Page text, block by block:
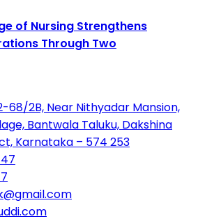
of Nursing Strengthens
Through Two
68/2B, Near Nithyadar Mansion,
Bantwala Taluku, Dakshina
Karnataka – 574 253